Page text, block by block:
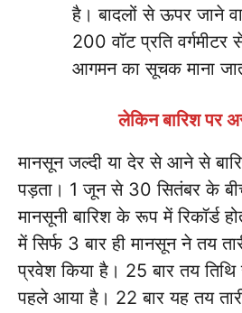
है। बादलों से ऊपर जाने
200 वॉट प्रति
आगमन का सूचक माना
लेकिन बारिश पर
मानसून जल्दी या देर से आने से
पड़ता। 1 जून से 30 सितंबर के
मानसूनी बारिश के रूप में रिकॉर्ड
में सिर्फ 3 बार ही मानसून ने तय
प्रवेश किया है। 25 बार तय
पहले आया है। 22 बार यह तय